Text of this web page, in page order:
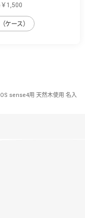
1,500
ケース）
sense4用 天然木使用 名入